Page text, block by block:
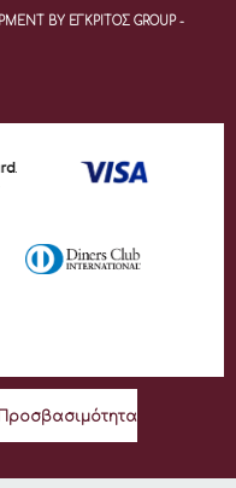
BY ΕΓΚΡΙΤΟΣ GROUP -